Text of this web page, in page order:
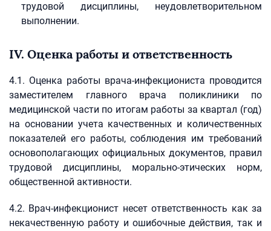
трудовой дисциплины, неудовлетворительном
выполнении.
IV. Оценка работы и ответственность
4.1. Оценка работы врача-инфекциониста проводится
заместителем главного врача поликлиники по
медицинской части по итогам работы за квартал (год)
на основании учета качественных и количественных
показателей его работы, соблюдения им требований
основополагающих официальных документов, правил
трудовой дисциплины, морально-этических норм,
общественной активности.
4.2. Врач-инфекционист несет ответственность как за
некачественную работу и ошибочные действия, так и